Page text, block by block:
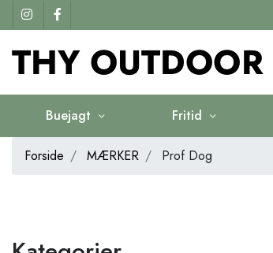
Buejagt Fritid
Forside MÆRKER Prof Dog